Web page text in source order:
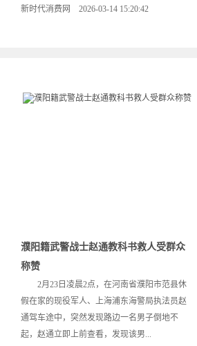
新时代消费网 2026-03-14 15:20:42
濮阳籍武警战士赵通教科书救人受群众
称赞
2月23日凌晨2点，在河南省濮阳市范县休
假在家的现役军人、上海浦东海警局执法员赵
通驾车途中，突然发现路边一名男子倒地不
起，赵通立即上前查看，发现该男...